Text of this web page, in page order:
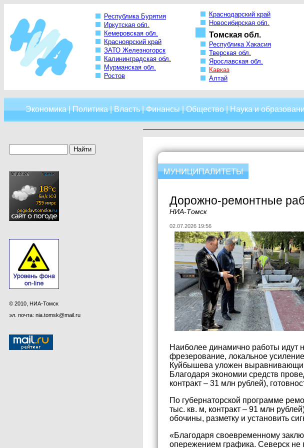
Республика Бурятия
Иркутская обл.
Кемеровская обл.
Красноярский край
ЗАТО Железногорск
Калининградская обл.
Мурманская обл.
Ростов
Краснодарский край
Новосибирская обл.
Томская обл.
Республика Хакасия
Тверская обл.
Ярославская обл.
Кавказ
Алтай
Экономика|Политика|Власть|Финансы|Общество|Наука и
© 2010, НИА-Томск
эл. почта: nia.tomsk@mail.ru
Дорожно-ремонтные
НИА-Томск
02.07.2026 19:56
Наиболее динамично работы идут
фрезерование, локальное
Куйбышева уложен выравнивающий
Благодаря экономии средств
контракт – 31 млн рублей),
По губернаторской программе
тыс. кв. м, контракт – 91 млн
обочины, разметку и установить
«Благодаря своевременному
опережением графика. Северск